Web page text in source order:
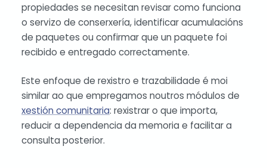
propiedades se necesitan revisar como funciona
o servizo de conserxería, identificar acumulacións
de paquetes ou confirmar que un paquete foi
recibido e entregado correctamente.
Este enfoque de rexistro e trazabilidade é moi
similar ao que empregamos noutros módulos de
xestión comunitaria: rexistrar o que importa,
reducir a dependencia da memoria e facilitar a
consulta posterior.